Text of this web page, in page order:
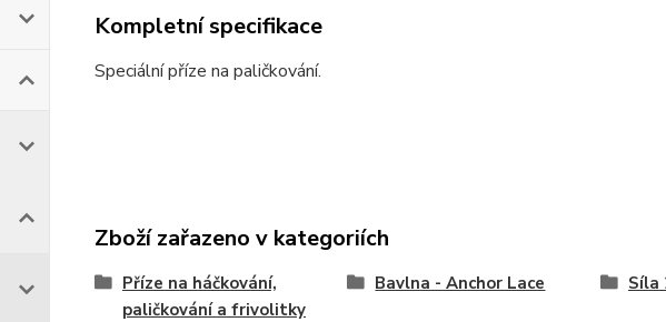
Kompletní specifikace
Speciální příze na paličkování.
Zboží zařazeno v kategoriích
Příze na háčkování,
paličkování a frivolitky
Bavlna - Anchor Lace Síla